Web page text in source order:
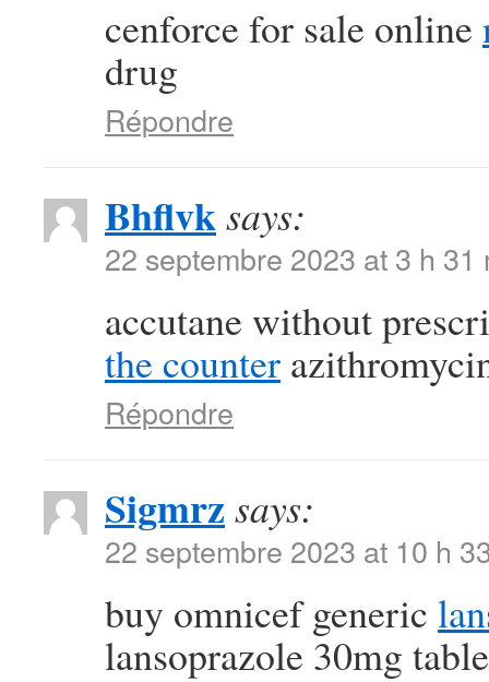
cenforce for sale online
drug
Répondre
Bhflvksays:
22 septembre 2023 at 3 h 31
accutane without
the counter
Répondre
Sigmrz says:
22 septembre 2023 at 10 h
buy omnicef generic
lansoprazole 30mg